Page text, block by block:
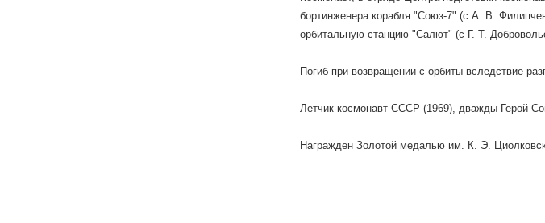
бортинженера корабля "Союз-7" (с А. В.
орбитальную станцию "Салют" (с Г. Т.
Погиб при возвращении с орбиты вследствие
Летчик-космонавт СССР (1969), дважды Герой
Награжден Золотой медалью им. К. Э.